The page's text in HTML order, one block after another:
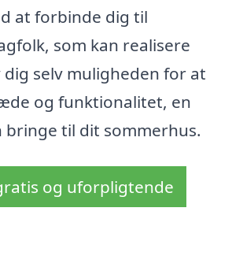
at forbinde dig til
som kan realisere
dig selv muligheden for at
og funktionalitet, en
til dit sommerhus.
og uforpligtende